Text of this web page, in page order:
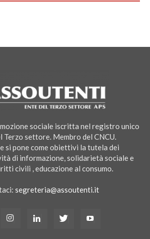
sociale iscritta nel registro unico
Terzo settore. Membro del CNCU.
si pone come obiettivi la tutela dei
di informazione, solidarietà sociale e
civili , educazione al consumo.
segreteria@assoutenti.it